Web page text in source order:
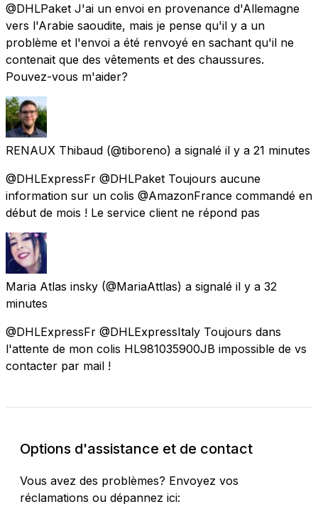
@DHLPaket J'ai un envoi en provenance d'Allemagne
vers l'Arabie saoudite, mais je pense qu'il y a un
problème et l'envoi a été renvoyé en sachant qu'il ne
contenait que des vêtements et des chaussures.
Pouvez-vous m'aider?
RENAUX Thibaud (@tiboreno) a signalé il y a 21 minutes
@DHLExpressFr @DHLPaket Toujours aucune
information sur un colis @AmazonFrance commandé en
début de mois ! Le service client ne répond pas
Maria Atlas insky (@MariaAttlas) a signalé il y a 32
minutes
@DHLExpressFr @DHLExpressItaly Toujours dans
l'attente de mon colis HL981035900JB impossible de vs
contacter par mail !
Options d'assistance et de contact
Vous avez des problèmes? Envoyez vos
réclamations ou dépannez ici: